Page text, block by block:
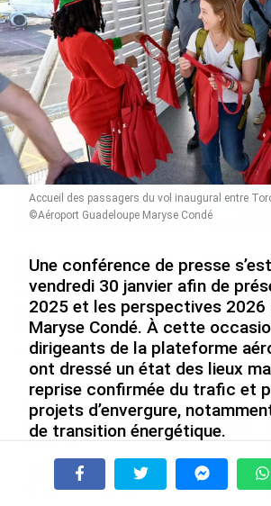
Grandes figures des Outre-mer :
Paulette Nardal, les sœurs
cœur du mouvement de la
le 09/08/2026
SÉRIE. Histoire des chefs-
lieux d’Outre-mer : Nouméa,
une capitale construite par
le bagne, le nickel et le
Pacifique
le 08/08/2026
Rapport
un
les
le 07/08/
De Messi à Trump : l’expérience
internationale du Martiniquais Benoît
Etinof au ...
le 07/08/2026
À la une Tv
Accueil des passagers du vol inaugural entre
©Aéroport Guadeloupe Maryse Condé
Une conférence de presse
vendredi 30 janvier afin de
2025 et les perspectives 2026
Maryse Condé. À cette
dirigeants de la plateforme
ont dressé un état des lieux
reprise confirmée du trafic et
projets d’envergure,
de transition énergétique.
L’année 2025 se clôt avec des
positifs par la direction.